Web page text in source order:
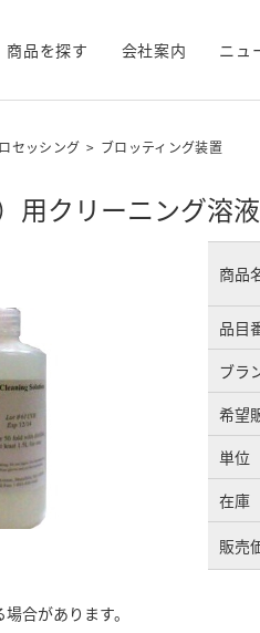
商品を探す 会社案内 ニュ
セッシング > ブロッティング装置
用クリーニング溶
合があります。
商品
品目
ブラ
希望
単位
在庫
販売